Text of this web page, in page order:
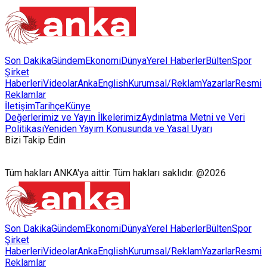
Son DakikaGündemEkonomiDünyaYerel HaberlerBültenSpor
Şirket
HaberleriVideolarAnkaEnglishKurumsal/ReklamYazarlarResmi
Reklamlar
İletişimTarihçeKünye
Değerlerimiz ve Yayın İlkelerimizAydınlatma Metni ve Veri
PolitikasıYeniden Yayım Konusunda ve Yasal Uyarı
Bizi Takip Edin
Tüm hakları ANKA'ya aittir. Tüm hakları saklıdır. @2026
Son DakikaGündemEkonomiDünyaYerel HaberlerBültenSpor
Şirket
HaberleriVideolarAnkaEnglishKurumsal/ReklamYazarlarResmi
Reklamlar